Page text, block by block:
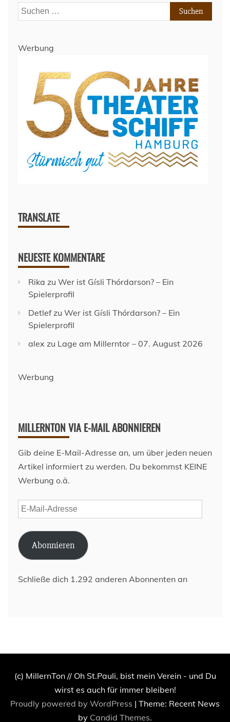
Suchen
nach:
Werbung
TRANSLATE
NEUESTE KOMMENTARE
Rika zu Wer ist Gísli Thórdarson? – Ein
Spielerprofil
Detlefzu Wer ist Gísli Thórdarson? – Ein
Spielerprofil
alex zu Lage am Millerntor – 07. August 2026
Werbung
MILLERNTON VIA E-MAIL ABONNIEREN
Gib deine E-Mail-Adresse an, um über jeden neuen
Artikel informiert zu werden. Du bekommst KEINE
Werbung o.ä.
E-
Mail-
Adresse
Abonnieren
Schließe dich 1.292 anderen Abonnenten an
(c) MillernTon // Oh St.Pauli, bist mein Verein - und Du
wirst es auch für immer bleiben!
Proudly powered by WordPress | Theme: Recent News
by Candid Themes.